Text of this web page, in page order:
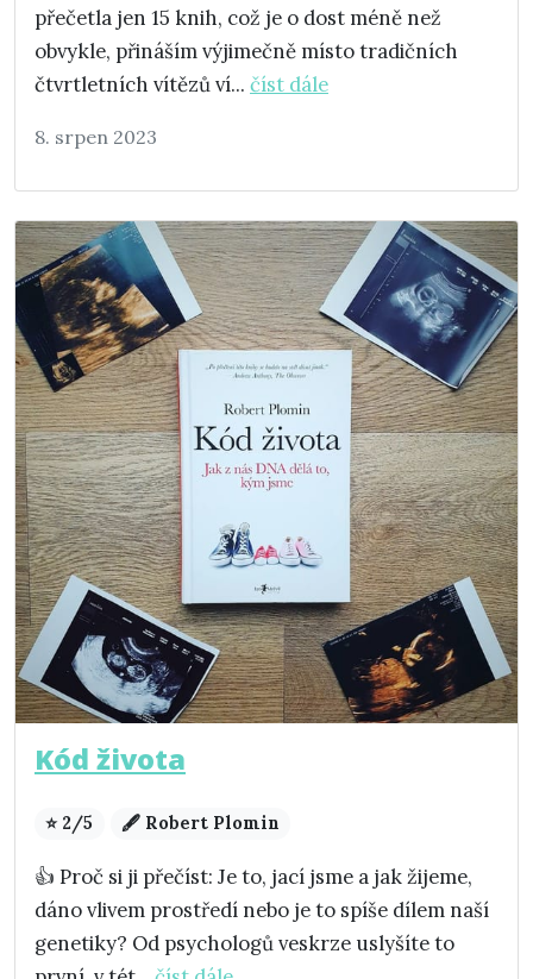
přečetla jen 15 knih, což je o dost méně než
obvykle, přináším výjimečně místo tradičních
čtvrtletních vítězů ví... číst dále
8. srpen 2023
Kód života
⭐ 2/5 🖋️ Robert Plomin
👍 Proč si ji přečíst: Je to, jací jsme a jak žijeme,
dáno vlivem prostředí nebo je to spíše dílem naší
genetiky? Od psychologů veskrze uslyšíte to